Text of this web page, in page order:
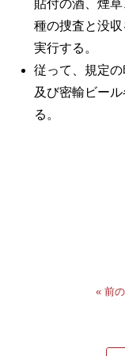
貼付の酒、煙
種の捜査と没
実行する。
従って、規定
及び密輸ビー
る。
« 前